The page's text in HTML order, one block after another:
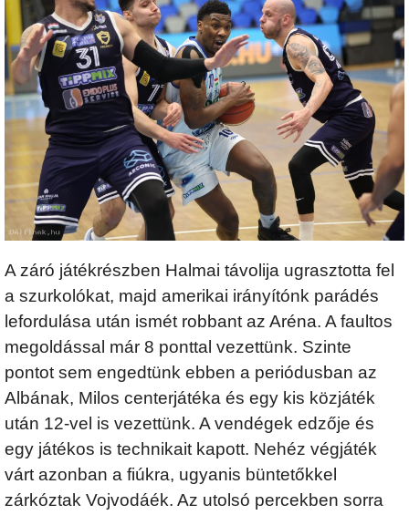
A záró játékrészben Halmai távolija ugrasztotta fel
a szurkolókat, majd amerikai irányítónk parádés
lefordulása után ismét robbant az Aréna. A faultos
megoldással már 8 ponttal vezettünk. Szinte
pontot sem engedtünk ebben a periódusban az
Albának, Milos centerjátéka és egy kis közjáték
után 12-vel is vezettünk. A vendégek edzője és
egy játékos is technikait kapott. Nehéz végjáték
várt azonban a fiúkra, ugyanis büntetőkkel
zárkóztak Vojvodáék. Az utolsó percekben sorra